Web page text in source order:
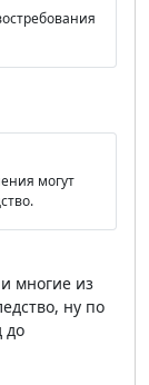
могут
многие из
ну по
до